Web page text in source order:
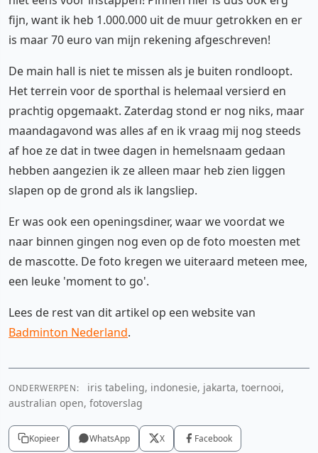
fijn, want ik heb 1.000.000 uit de muur getrokken en er
is maar 70 euro van mijn rekening afgeschreven!
De main hall is niet te missen als je buiten rondloopt.
Het terrein voor de sporthal is helemaal versierd en
prachtig opgemaakt. Zaterdag stond er nog niks, maar
maandagavond was alles af en ik vraag mij nog steeds
af hoe ze dat in twee dagen in hemelsnaam gedaan
hebben aangezien ik ze alleen maar heb zien liggen
slapen op de grond als ik langsliep.
Er was ook een openingsdiner, waar we voordat we
naar binnen gingen nog even op de foto moesten met
de mascotte. De foto kregen we uiteraard meteen mee,
een leuke 'moment to go'.
Lees de rest van dit artikel op een website van
Badminton Nederland.
ONDERWERPEN:
iris tabeling, indonesie, jakarta, toernooi,
australian open, fotoverslag
Kopieer WhatsApp X Facebook